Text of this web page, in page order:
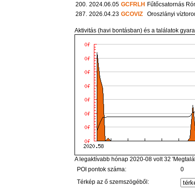
200. 2024.06.05 GCFRLH Fűtőcsatornás
287. 2026.04.23 GCOVIZ Oroszlányi
Aktivitás (havi bontásban) és a találatok
A legaktívabb hónap 2020-08 volt 32
POI pontok száma:
0
Térkép az ő szemszögéből: